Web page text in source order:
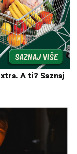
A ti? Saznaj